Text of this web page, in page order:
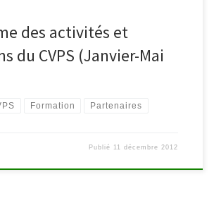
des activités et
du CVPS (Janvier-Mai
Formation Partenaires
Publié 11 décembre 2012